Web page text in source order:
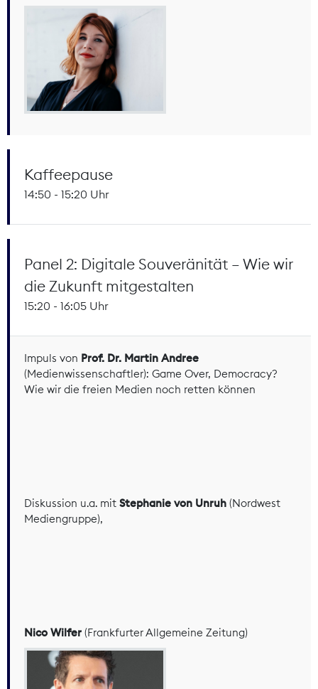
Kaffeepause
14:50 - 15:20 Uhr
Panel 2: Digitale Souveränität – Wie wir
die Zukunft mitgestalten
15:20 - 16:05 Uhr
Impuls von Prof. Dr. Martin Andree
(Medienwissenschaftler): Game Over, Democracy?
Wie wir die freien Medien noch retten können
Diskussion u.a. mit Stephanie von Unruh (Nordwest
Mediengruppe),
Nico Wilfer (Frankfurter Allgemeine Zeitung)